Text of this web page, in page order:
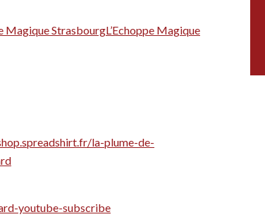
Magique StrasbourgL’Echoppe Magique
la-plume-de-
youtube-subscribe